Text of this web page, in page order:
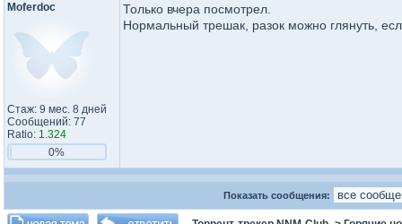
Moferdoc
Стаж: 9 мес. 8 дней
Сообщений: 77
Ratio: 1.324
0%
Только вчера посмотрел.
Нормальный трешак, разок можно глянуть,
Показать сообщения: